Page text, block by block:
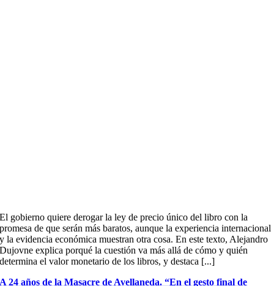
El gobierno quiere derogar la ley de precio único del libro con la
promesa de que serán más baratos, aunque la experiencia internacional
y la evidencia económica muestran otra cosa. En este texto, Alejandro
Dujovne explica porqué la cuestión va más allá de cómo y quién
determina el valor monetario de los libros, y destaca [...]
A 24 años de la Masacre de Avellaneda. “En el gesto final de